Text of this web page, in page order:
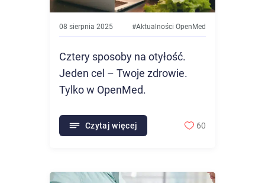
08 sierpnia 2025 #Aktualności OpenMed
Cztery sposoby na otyłość.
Jeden cel – Twoje zdrowie.
Tylko w OpenMed.
Czytaj więcej 60